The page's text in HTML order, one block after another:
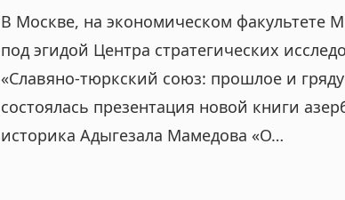
В Москве, на экономическом факультете
под эгидой Центра стратегических
«Славяно-тюркский союз: прошлое и
состоялась презентация новой книги
историка Адыгезала Мамедова «О…